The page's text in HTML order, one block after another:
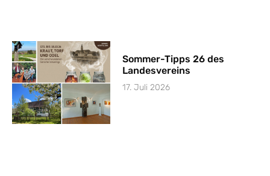
Sommer-Tipps 26 des
Landesvereins
17. Juli 2026